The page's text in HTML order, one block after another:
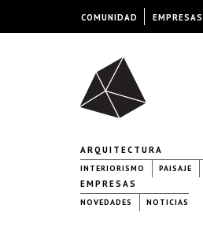
ARQUITECTURA
INTERIORISMO PAISAJE
EMPRESAS
NOVEDADES NOTICIAS
COMUNIDAD EMPRESAS